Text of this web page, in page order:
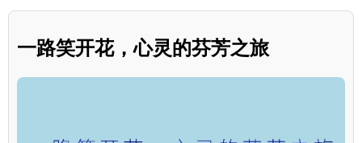
一路笑开花，心灵的芬芳之旅